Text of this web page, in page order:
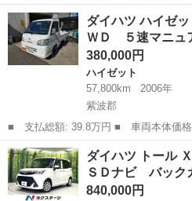
名： ダイハツ ■ 車種名： ムーヴ
■ 排気量： 660cc ■ ドア枚数：
AT...
秋田 にかほ市
ダイハツ ハイゼ
ＷＤ ５速マニュ
380,000円
ハイゼット
57,800km
2006年
紫波郡
■ 支払総額: 39.8万円 ■ 車両本体価格： 380,000 円 ■ メーカー
名： ダイハツ ■ 車種名： ハイゼッ
名： スペシャル ４ＷＤ ５速マニ
ドア枚...
岩手 紫波郡 ハイゼット
ダイハツ トール
ＳＤナビ バッ
840,000円